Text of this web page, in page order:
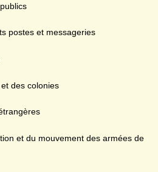
postes et messageries
des colonies
et du mouvement des armées de